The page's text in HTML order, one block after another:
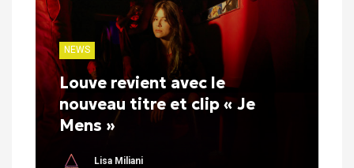
NEWS
Louve revient avec le
nouveau titre et clip « Je
Mens »
Lisa Miliani